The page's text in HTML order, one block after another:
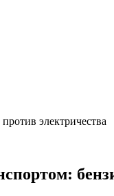
электричества